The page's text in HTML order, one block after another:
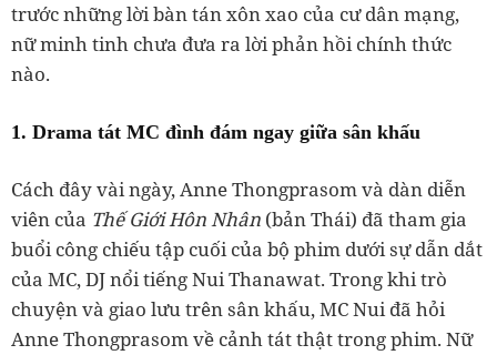
trước những lời bàn tán xôn xao của cư dân mạng,
nữ minh tinh chưa đưa ra lời phản hồi chính thức
nào.
1. Drama tát MC đình đám ngay giữa sân khấu
Cách đây vài ngày, Anne Thongprasom và dàn diễn
viên của Thế Giới Hôn Nhân (bản Thái) đã tham gia
buổi công chiếu tập cuối của bộ phim dưới sự dẫn dắt
của MC, DJ nổi tiếng Nui Thanawat. Trong khi trò
chuyện và giao lưu trên sân khấu, MC Nui đã hỏi
Anne Thongprasom về cảnh tát thật trong phim. Nữ